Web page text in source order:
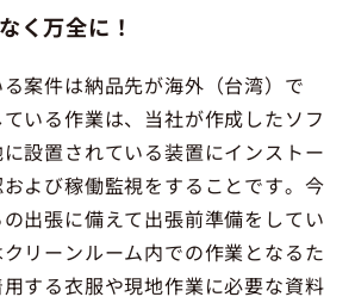
く万全に！
案件は納品先が海外（台湾）で
いる作業は、当社が作成したソフ
設置されている装置にインストー
よび稼働監視をすることです。今
出張に備えて出張前準備をしてい
リーンルーム内での作業となるた
する衣服や現地作業に必要な資料